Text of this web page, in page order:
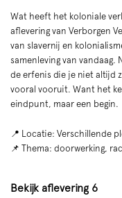
Wat heeft het koloniale
aflevering van Verborgen
van slavernij en
samenleving van vandaag.
de erfenis die je niet altijd
vooral vooruit. Want het
eindpunt, maar een begin.
📍 Locatie: Verschillende
📌 Thema: doorwerking,
Bekijk aflevering 6